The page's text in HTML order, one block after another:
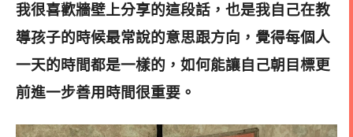
我很喜歡牆壁上分享的這段話，也是我自己在教
導孩子的時候最常說的意思跟方向，覺得每個人
一天的時間都是一樣的，如何能讓自己朝目標更
前進一步善用時間很重要。